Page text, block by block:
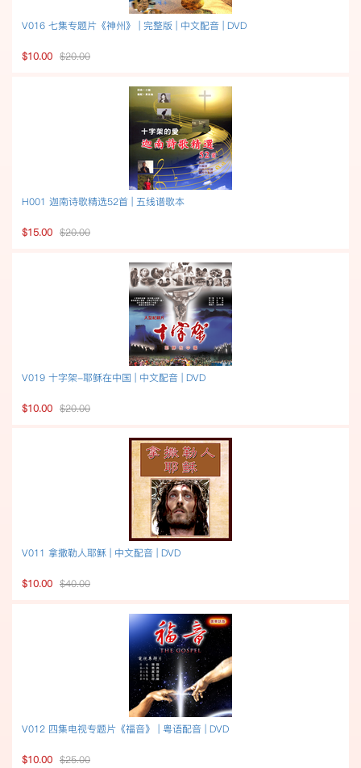
V016 七集专题片《神州》 | 完整版 | 中文配音 | DVD
$10.00 $20.00
H001 迦南诗歌精选52首 | 五线谱歌本
$15.00 $20.00
V019 十字架-耶稣在中国 | 中文配音 | DVD
$10.00 $20.00
V011 拿撒勒人耶穌 | 中文配音 | DVD
$10.00 $40.00
V012 四集电视专题片《福音》 | 粤语配音 | DVD
$10.00 $25.00